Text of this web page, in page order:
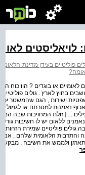
לויאליסטים
פוליטיים בעידן מדינת-הלאום
לאומיים או בוגדים ?
בחוץ לארץ . גולים
ישירות , הגם שהמשטר
לאכוף נאמנות למטרתם או
... [ זולת המחויבות שבה הם
ללאום יש לו חשיבות
גולים פוליטיים שמירת
והתרבות הלאומית שלהם ,
ולממש את השיבה , מבקשים